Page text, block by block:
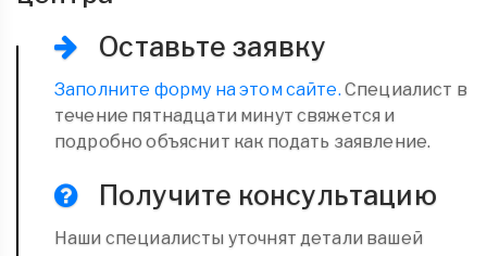
Оставьте заявку
Заполните форму на этом сайте. Специалист в
течение пятнадцати минут свяжется и
подробно объяснит как подать заявление.
Получите консультацию
Наши специалисты уточнят детали вашей